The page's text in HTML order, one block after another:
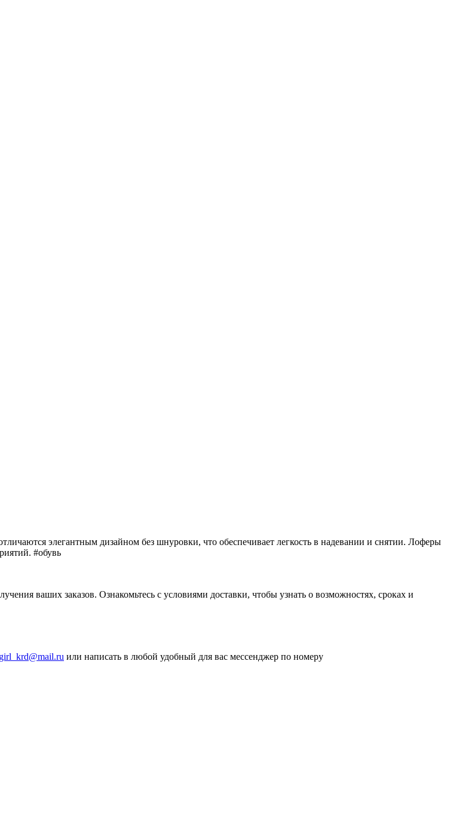
элегантным дизайном без шнуровки, что обеспечивает легкость в надевании и снятии. Лоферы
#обувь
ваших заказов. Ознакомьтесь с условиями доставки, чтобы узнать о возможностях, сроках и
или написать в любой удобный для вас мессенджер по номеру